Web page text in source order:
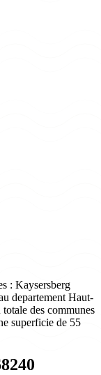
: Kaysersberg
departement Haut-
des communes
superficie de 55